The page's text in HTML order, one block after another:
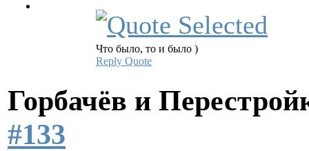
Что было, то и было )
Reply Quote
Горбачёв и
#133